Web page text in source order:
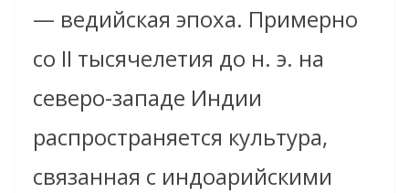
— ведийская эпоха. Примерно
со II тысячелетия до н. э. на
северо-западе Индии
распространяется культура,
связанная с индоарийскими